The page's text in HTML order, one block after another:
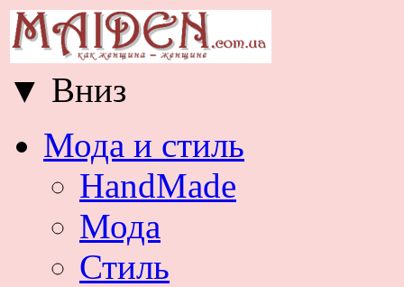
▼ Вниз
Мода и стиль
HandMade
Мода
Стиль